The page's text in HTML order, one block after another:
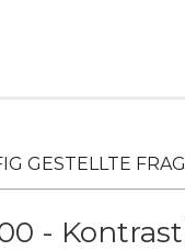
GESTELLTE
-